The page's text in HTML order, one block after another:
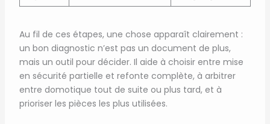
Au fil de ces étapes, une chose apparaît clairement :
un bon diagnostic n’est pas un document de plus,
mais un outil pour décider. Il aide à choisir entre mise
en sécurité partielle et refonte complète, à arbitrer
entre domotique tout de suite ou plus tard, et à
prioriser les pièces les plus utilisées.